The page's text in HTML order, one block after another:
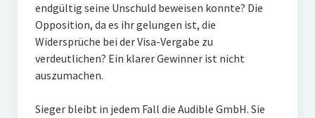
endgültig seine Unschuld beweisen konnte? Die
Opposition, da es ihr gelungen ist, die
Widersprüche bei der Visa-Vergabe zu
verdeutlichen? Ein klarer Gewinner ist nicht
auszumachen.
Sieger bleibt in jedem Fall die Audible GmbH. Sie